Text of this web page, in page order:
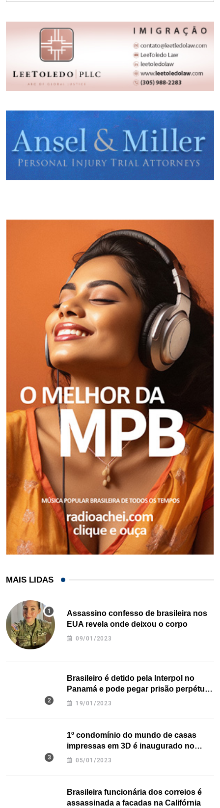
MAIS LIDAS
Assassino confesso de brasileira nos
EUA revela onde deixou o corpo
09/01/2023
Brasileiro é detido pela Interpol no
Panamá e pode pegar prisão perpétua
nos EUA
19/01/2023
1º condomínio do mundo de casas
impressas em 3D é inaugurado no
Texas
05/01/2023
Brasileira funcionária dos correios é
assassinada a facadas na Califórnia